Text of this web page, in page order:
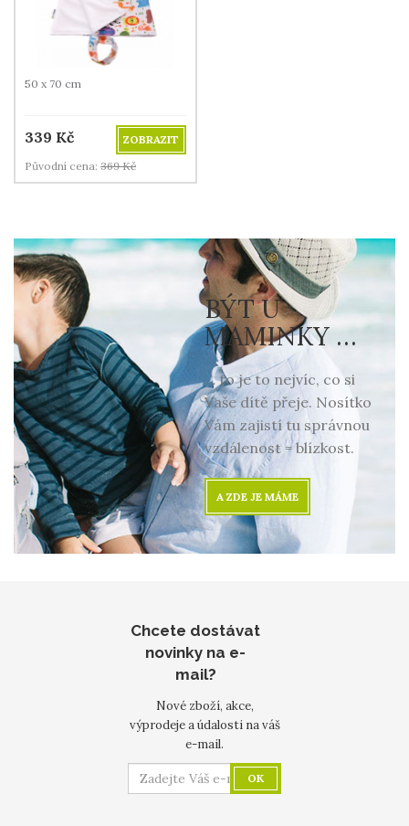
50 x 70 cm
339 Kč
ZOBRAZIT
Původní cena: 369 Kč
BÝT U
MAMINKY …
… to je to nejvíc, co si
Vaše dítě přeje. Nosítko
Vám zajistí tu správnou
vzdálenost = blízkost.
A ZDE JE MÁME
Chcete dostávat
novinky na e-
mail?
Nové zboží, akce,
výprodeje a údalosti na váš
e-mail.
OK